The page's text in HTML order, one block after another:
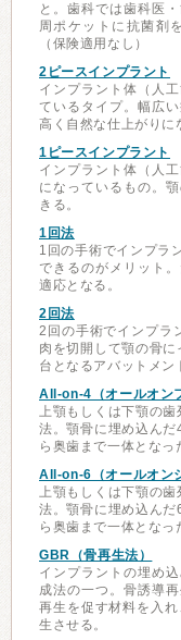
と。歯科では歯科医
周ポケットに抗菌剤
（保険適用なし）
2ピースインプラント
インプラント体（人
ているタイプ。幅広
高く自然な仕上がりに
1ピースインプラント
インプラント体（人
になっているもの。
きる。
1回法
1回の手術でインプラ
できるのがメリット
適応となる。
2回法
2回の手術でインプラ
肉を切開して顎の骨
台となるアバットメン
All-on-4（オールオン
上顎もしくは下顎の
法。顎骨に埋め込ん
ら奥歯まで一体となっ
All-on-6（オールオン
上顎もしくは下顎の
法。顎骨に埋め込ん
ら奥歯まで一体となっ
GBR（骨再生法）
インプラントの埋め
成法の一つ。骨誘導
再生を促す材料を入
生させる。